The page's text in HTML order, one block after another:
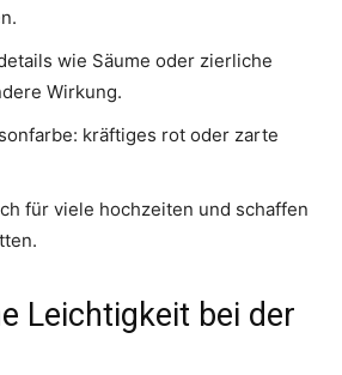
wie Säume oder zierliche
Wirkung.
kräftiges rot oder zarte
für viele hochzeiten und schaffen
Leichtigkeit bei der